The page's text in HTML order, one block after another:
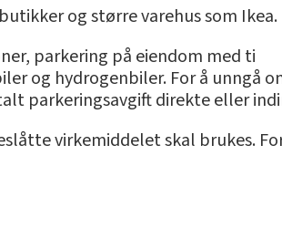
og større varehus som Ikea.
parkering på eiendom med ti
og hydrogenbiler. For å unngå
parkeringsavgift direkte eller
virkemiddelet skal brukes.